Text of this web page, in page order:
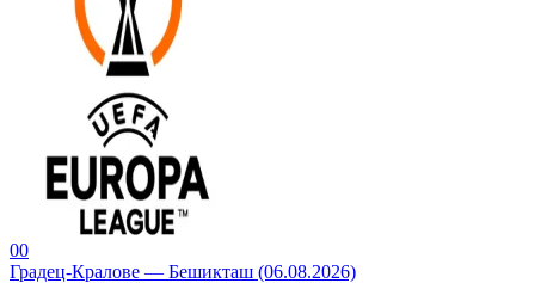
00
Градец-Кралове — Бешикташ (06.08.2026)